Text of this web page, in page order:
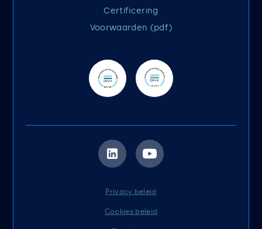
Certificering
Voorwaarden (pdf)
Privacy beleid
Cookies beleid